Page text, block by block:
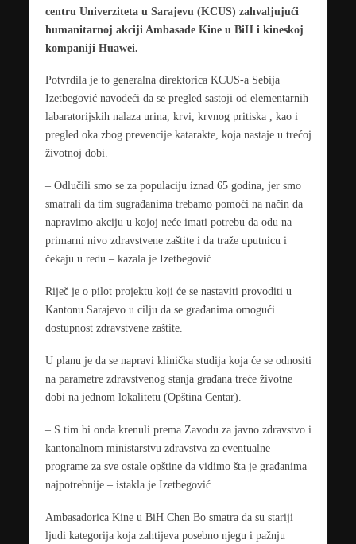
centru Univerziteta u Sarajevu (KCUS) zahvaljujući
humanitarnoj akciji Ambasade Kine u BiH i kineskoj
kompaniji Huawei.
Potvrdila je to generalna direktorica KCUS-a Sebija
Izetbegović navodeći da se pregled sastoji od elementarnih
labaratorijskih nalaza urina, krvi, krvnog pritiska , kao i
pregled oka zbog prevencije katarakte, koja nastaje u trećoj
životnoj dobi.
– Odlučili smo se za populaciju iznad 65 godina, jer smo
smatrali da tim sugrađanima trebamo pomoći na način da
napravimo akciju u kojoj neće imati potrebu da odu na
primarni nivo zdravstvene zaštite i da traže uputnicu i
čekaju u redu – kazala je Izetbegović.
Riječ je o pilot projektu koji će se nastaviti provoditi u
Kantonu Sarajevo u cilju da se građanima omogući
dostupnost zdravstvene zaštite.
U planu je da se napravi klinička studija koja će se odnositi
na parametre zdravstvenog stanja građana treće životne
dobi na jednom lokalitetu (Opština Centar).
– S tim bi onda krenuli prema Zavodu za javno zdravstvo i
kantonalnom ministarstvu zdravstva za eventualne
programe za sve ostale opštine da vidimo šta je građanima
najpotrebnije – istakla je Izetbegović.
Ambasadorica Kine u BiH Chen Bo smatra da su stariji
ljudi kategorija koja zahtijeva posebno njegu i pažnju